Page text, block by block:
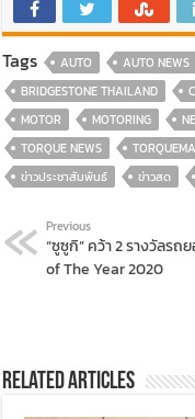
Tags AUTO AUTO NEWS
BRIDGESTONE THAILAND
MOTOR
MOTORING
TORQUE NEWS
ข่าวประชาสัมพันธ์
ข่าวสด
Previous
“ซูซูกิ” คว้า 2 รางวัลรถ
of The Year 2020
Related Articles